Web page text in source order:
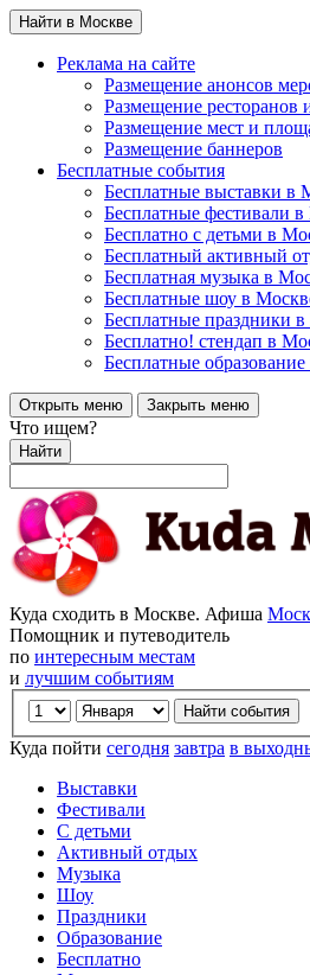
Найти в Москве
Реклама на сайте
Размещение анонсов
Размещение ресторанов
Размещение мест и
Размещение баннеров
Бесплатные события
Бесплатные выставки в
Бесплатные фестивали
Бесплатно с детьми в
Бесплатный активный
Бесплатная музыка в
Бесплатные шоу в
Бесплатные праздники
Бесплатно! стендап в
Бесплатные
Открыть меню Закрыть меню
Что ищем?
Найти
Куда сходить в Москве. Афиша
Помощник и путеводитель
по интересным местам
и лучшим событиям
Куда пойти сегодня завтра в
Выставки
Фестивали
С детьми
Активный отдых
Музыка
Шоу
Праздники
Образование
Бесплатно